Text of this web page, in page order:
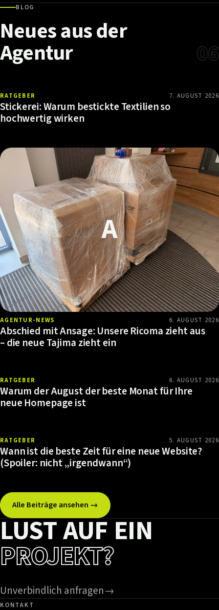
BLOG
Neuesausder
Agentur 06
RATGEBER 7. AUGUST 2026
Stickerei: Warum bestickte Textilien so
hochwertig wirken
AGENTUR-NEWS 6. AUGUST 2026
Abschied mit Ansage: Unsere Ricoma zieht aus
– die neue Tajima zieht ein
RATGEBER 6. AUGUST 2026
Warum der August der beste Monat für Ihre
neue Homepage ist
RATGEBER 5. AUGUST 2026
Wann ist die beste Zeit für eine neue Website?
(Spoiler: nicht „irgendwann“)
Alle Beiträge ansehen →
LUST AUF EIN
PROJEKT?
Unverbindlich anfragen→
KONTAKT